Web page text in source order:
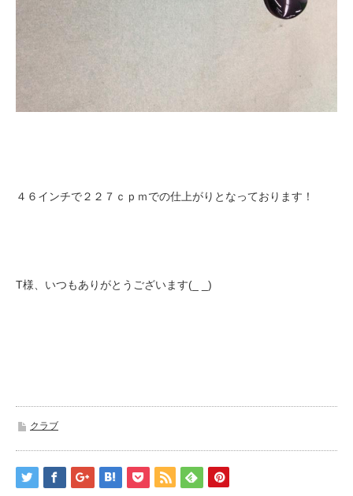
４６インチで２２７ｃｐｍでの仕上がりとなっております！
T様、いつもありがとうございます(_ _)
クラブ